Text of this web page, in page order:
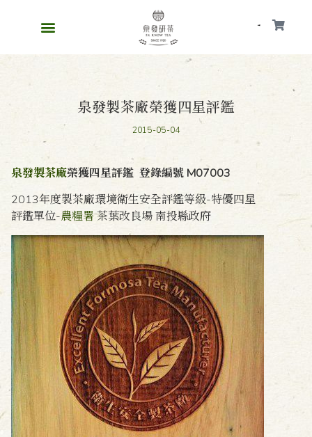
會員
泉發製茶廠榮獲四星評鑑
2015-05-04
泉發製茶廠榮獲四星評鑑 登錄編號 M07003
2013年度製茶廠環境衛生安全評鑑等級-特優四星
評鑑單位-農糧署茶葉改良場 南投縣政府